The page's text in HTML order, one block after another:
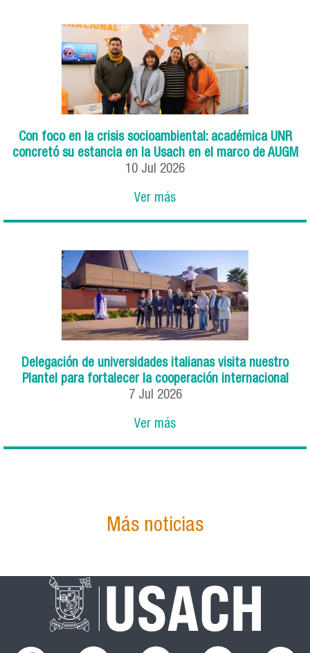
Con foco en la crisis socioambiental: académica UNR
concretó su estancia en la Usach en el marco de AUGM
10 Jul 2026
Ver más
Delegación de universidades italianas visita nuestro
Plantel para fortalecer la cooperación internacional
7 Jul 2026
Ver más
Más noticias